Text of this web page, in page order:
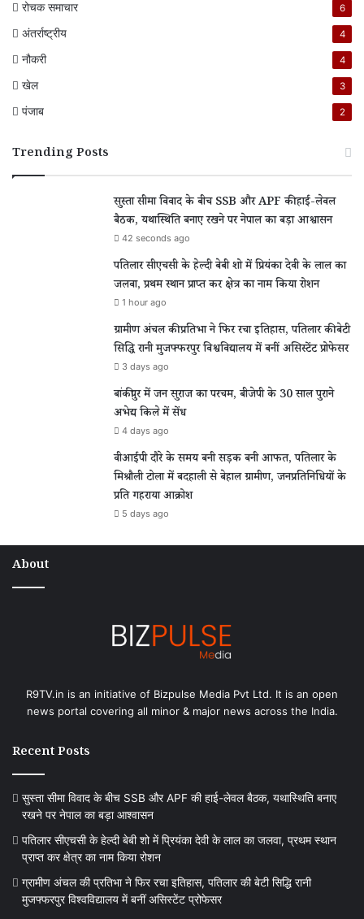
रोचक समाचार 6
अंतर्राष्ट्रीय 4
नौकरी 4
खेल 3
पंजाब 2
Trending Posts
सुस्ता सीमा विवाद के बीच SSB और APF की हाई-लेवल
बैठक, यथास्थिति बनाए रखने पर नेपाल का बड़ा आश्वासन
42 seconds ago
पतिलार सीएचसी के हेल्दी बेबी शो में प्रियंका देवी के लाल का
जलवा, प्रथम स्थान प्राप्त कर क्षेत्र का नाम किया रोशन
1 hour ago
ग्रामीण अंचल की प्रतिभा ने फिर रचा इतिहास, पतिलार की बेटी
सिद्धि रानी मुजफ्फरपुर विश्वविद्यालय में बनीं असिस्टेंट प्रोफेसर
3 days ago
बांकीपुर में जन सुराज का परचम, बीजेपी के 30 साल पुराने
अभेद्य किले में सेंध
4 days ago
वीआईपी दौरे के समय बनी सड़क बनी आफत, पतिलार के
मिश्रौली टोला में बदहाली से बेहाल ग्रामीण, जनप्रतिनिधियों के
प्रति गहराया आक्रोश
5 days ago
About
R9TV.in is an initiative of Bizpulse Media Pvt Ltd. It is an open
news portal covering all minor & major news across the India.
Recent Posts
सुस्ता सीमा विवाद के बीच SSB और APF की हाई-लेवल बैठक, यथास्थिति बनाए
रखने पर नेपाल का बड़ा आश्वासन
पतिलार सीएचसी के हेल्दी बेबी शो में प्रियंका देवी के लाल का जलवा, प्रथम स्थान
प्राप्त कर क्षेत्र का नाम किया रोशन
ग्रामीण अंचल की प्रतिभा ने फिर रचा इतिहास, पतिलार की बेटी सिद्धि रानी
मुजफ्फरपुर विश्वविद्यालय में बनीं असिस्टेंट प्रोफेसर